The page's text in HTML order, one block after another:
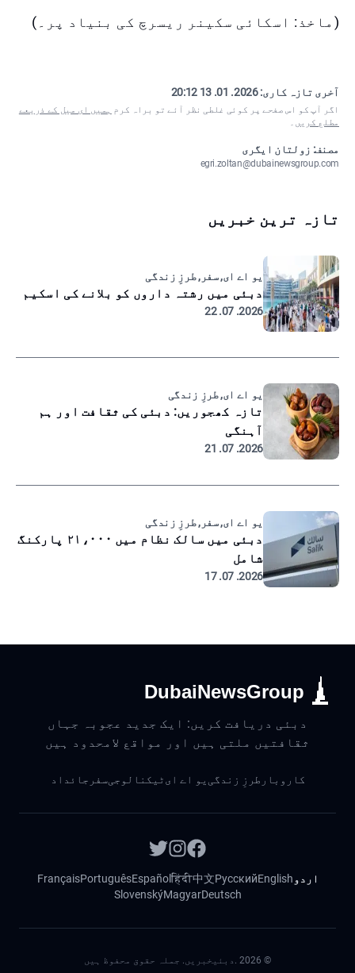
(ماخذ: اسکائی سکینر ریسرچ کی بنیاد پر۔)
آخری تازہ کاری:2026. 01. 13 20:12
اگر آپ کو اس صفحے پر کوئی غلطی نظر آئے تو براہ کرم ہمیں ای میل کے ذریعے
مطلع کریں ۔
مصنف: زولتان ایگری
egri.zoltan@dubainewsgroup.com
تازہ ترین خبریں
یو اے ای, سفر, طرزِ زندگی
دبئی میں رشتہ داروں کو بلانے کی اسکیم
2026. 07. 22
یو اے ای, طرزِ زندگی
تازہ کھجوریں: دبئی کی ثقافت اور ہم
آہنگی
2026. 07. 21
یو اے ای, سفر, طرزِ زندگی
دبئی میں سالک نظام میں ۲۱،۰۰۰ پارکنگ
شامل
2026. 07. 17
DubaiNewsGroup
دبئی دریافت کریں: ایک جدید عجوبہ جہاں
ثقافتیں ملتی ہیں اور مواقع لامحدود ہیں
کاروبار طرزِ زندگی یو اے ایٹیکنالوجیسفر جائداد
اردو English
Русский
中文
हिंदी
Español
Português
Français
Deutsch
Magyar
Slovenský
©
2026 .دبئیخبریں. جملہ حقوق محفوظ ہیں